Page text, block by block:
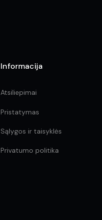
Informacija
Atsiliepimai
Pristatymas
Sąlygos ir taisyklės
Privatumo politika